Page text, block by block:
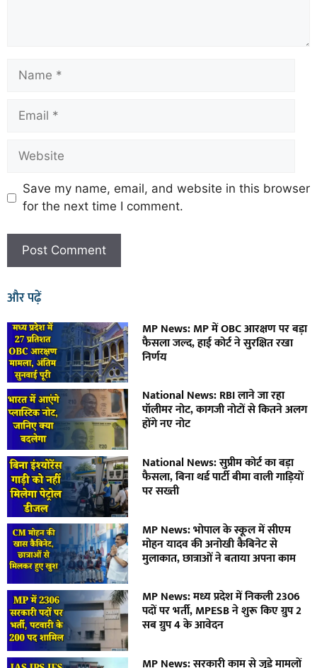
Save my name, email, and website in this browser
for the next time I comment.
और पढ़ें
MP News: MP में OBC आरक्षण पर बड़ा
फैसला जल्द, हाई कोर्ट ने सुरक्षित रखा
निर्णय
National News: RBI लाने जा रहा
पॉलीमर नोट, कागजी नोटों से कितने अलग
होंगे नए नोट
National News: सुप्रीम कोर्ट का बड़ा
फैसला, बिना थर्ड पार्टी बीमा वाली गाड़ियों
पर सख्ती
MP News: भोपाल के स्कूल में सीएम
मोहन यादव की अनोखी कैबिनेट से
मुलाकात, छात्राओं ने बताया अपना काम
MP News: मध्य प्रदेश में निकली 2306
पदों पर भर्ती, MPESB ने शुरू किए ग्रुप 2
सब ग्रुप 4 के आवेदन
MP News: सरकारी काम से जुड़े मामलों